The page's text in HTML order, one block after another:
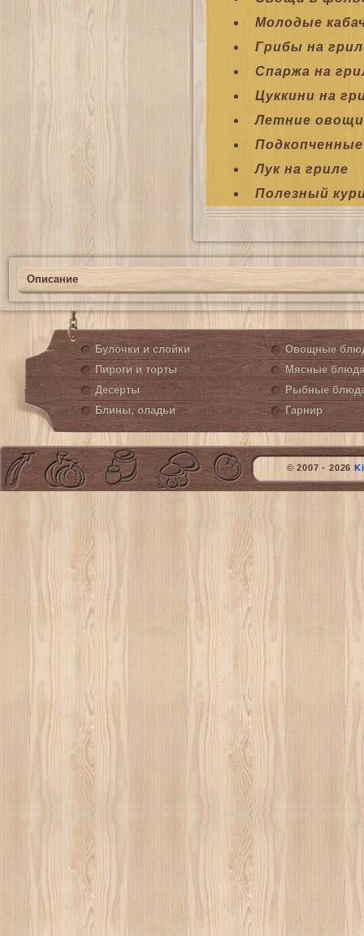
Молодые
Грибы на
Спаржа на
Цуккини на
Летние овощи
Лук на гриле
Полезный
Описание
Булочки и слойки
Пироги и торты
Десерты
Блины, оладьи
Овощные
Мясные блюда
Рыбные
Гарнир
© 2007 - 2026